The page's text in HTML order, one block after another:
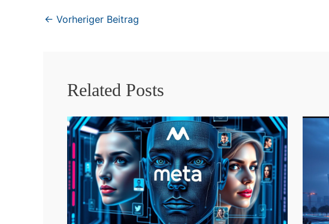
← Vorheriger Beitrag
Related Posts